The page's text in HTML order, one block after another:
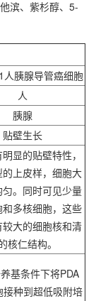
滨、紫杉醇、5-
人胰腺导管癌细胞
人
胰腺
贴壁生长
显的贴壁特性，
的上皮样，细胞大
。同时可见少量
和多核细胞，这些
大的细胞核和清
核仁结构。
基条件下将PDA
接种到超低吸附培